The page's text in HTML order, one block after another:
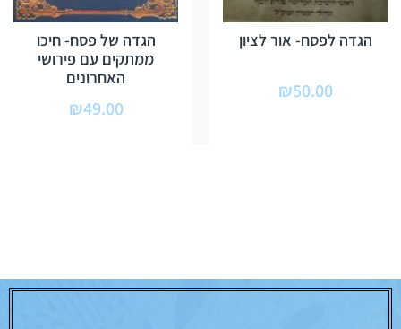
הגדה לפסח- אור לציון
₪50.00
הגדה של פסח- חיכו
ממתקים עם פירושי
האחרונים
₪49.00